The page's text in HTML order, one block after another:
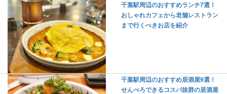
千葉駅周辺のおすすめランチ7選！
おしゃれカフェから老舗レストラン
まで行くべきお店を紹介
千葉駅周辺のおすすめ居酒屋9選！
せんべろできるコスパ抜群の居酒屋